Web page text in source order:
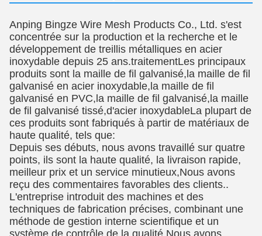
Anping Bingze Wire Mesh Products Co., Ltd. s'est
concentrée sur la production et la recherche et le
développement de treillis métalliques en acier
inoxydable depuis 25 ans.traitementLes principaux
produits sont la maille de fil galvanisé,la maille de fil
galvanisé en acier inoxydable,la maille de fil
galvanisé en PVC,la maille de fil galvanisé,la maille
de fil galvanisé tissé,d'acier inoxydableLa plupart de
ces produits sont fabriqués à partir de matériaux de
haute qualité, tels que:
Depuis ses débuts, nous avons travaillé sur quatre
points, ils sont la haute qualité, la livraison rapide,
meilleur prix et un service minutieux,Nous avons
reçu des commentaires favorables des clients..
L'entreprise introduit des machines et des
techniques de fabrication précises, combinant une
méthode de gestion interne scientifique et un
système de contrôle de la qualité.Nous avons